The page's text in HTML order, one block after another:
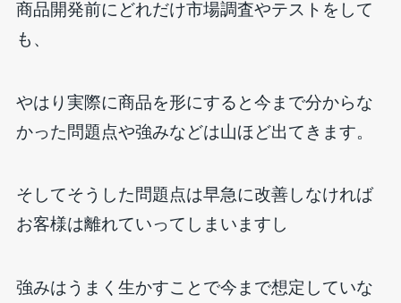
商品開発前にどれだけ市場調査やテストをして
も、
やはり実際に商品を形にすると今まで分からな
かった問題点や強みなどは山ほど出てきます。
そしてそうした問題点は早急に改善しなければ
お客様は離れていってしまいますし
強みはうまく生かすことで今まで想定していな